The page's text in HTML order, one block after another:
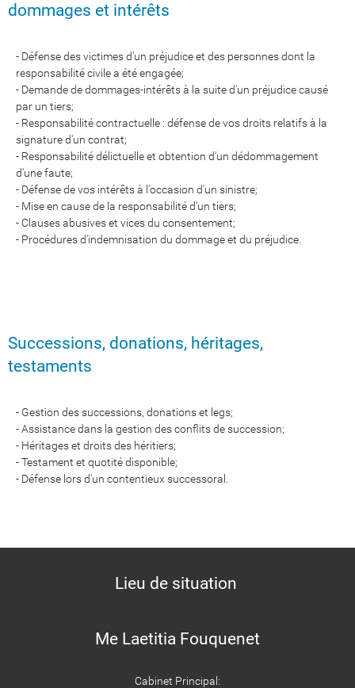
dommages et intérêts
- Défense des victimes d'un préjudice et des personnes dont la
responsabilité civile a été engagée;
- Demande de dommages-intérêts à la suite d'un préjudice causé
par un tiers;
- Responsabilité contractuelle : défense de vos droits relatifs à la
signature d'un contrat;
- Responsabilité délictuelle et obtention d'un dédommagement
d'une faute;
- Défense de vos intérêts à l'occasion d'un sinistre;
- Mise en cause de la responsabilité d'un tiers;
- Clauses abusives et vices du consentement;
- Procédures d'indemnisation du dommage et du préjudice.
Successions, donations, héritages,
testaments
- Gestion des successions, donations et legs;
- Assistance dans la gestion des conflits de succession;
- Héritages et droits des héritiers;
- Testament et quotité disponible;
- Défense lors d'un contentieux successoral.
Lieu de situation
Me Laetitia Fouquenet
Cabinet Principal: